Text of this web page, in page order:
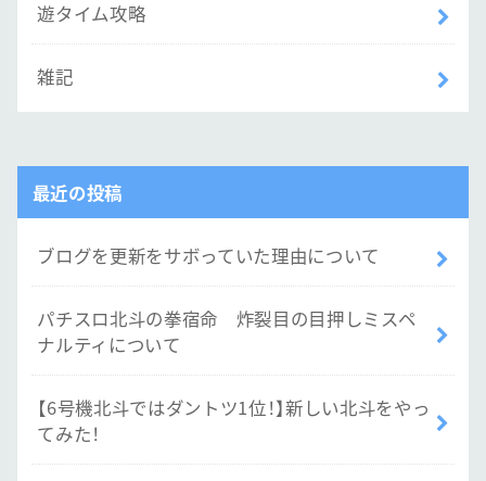
遊タイム攻略
雑記
最近の投稿
ブログを更新をサボっていた理由について
パチスロ北斗の拳宿命 炸裂目の目押しミスペ
ナルティについて
【6号機北斗ではダントツ1位！】新しい北斗をやっ
てみた！